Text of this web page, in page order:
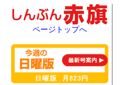
ページトップへ